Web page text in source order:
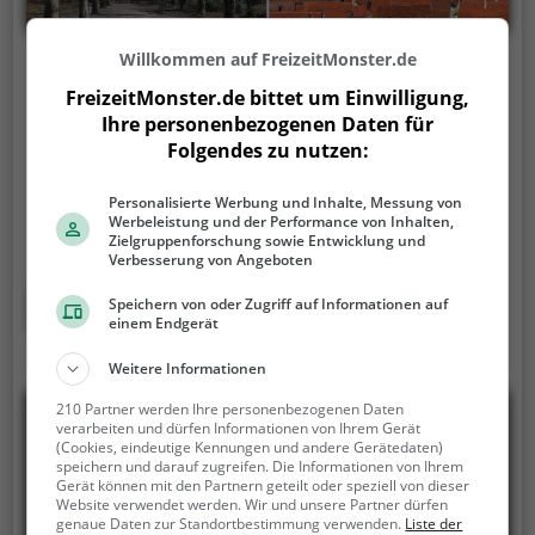
Tübinger Sightseeing-Tour
Am Markt 1, 72070 Tübingen
Die Tour Tübinger Sightseeing-Tour ist eine
kostenlose Stadttour in Tübingen. Lerne Tübingen
auf eine völlig neue Art kennen.Spielerisch folgst du
der Routenführung und den Anweisungen auf
deinem Smartphone und lernst viele spannende
Ecken von Tübingen kennen.
Mehr erfahren
Willkommen auf FreizeitMonster.de
FreizeitMonster.de bittet um Einwilligung,
Ihre personenbezogenen Daten für
Folgendes zu nutzen:
Personalisierte Werbung und Inhalte, Messung von
Werbeleistung und der Performance von Inhalten,
Zielgruppenforschung sowie Entwicklung und
Verbesserung von Angeboten
Speichern von oder Zugriff auf Informationen auf
einem Endgerät
Weitere Informationen
210 Partner werden Ihre personenbezogenen Daten
verarbeiten und dürfen Informationen von Ihrem Gerät
(Cookies, eindeutige Kennungen und andere Gerätedaten)
speichern und darauf zugreifen. Die Informationen von Ihrem
Gerät können mit den Partnern geteilt oder speziell von dieser
Website verwendet werden. Wir und unsere Partner dürfen
genaue Daten zur Standortbestimmung verwenden. Liste der